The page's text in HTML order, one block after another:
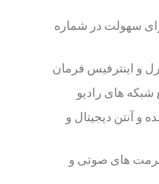
سهولت در شماره
و اینترفیس فرمان
های رادیو
و آنتن دیجیتال و
های صوتی و